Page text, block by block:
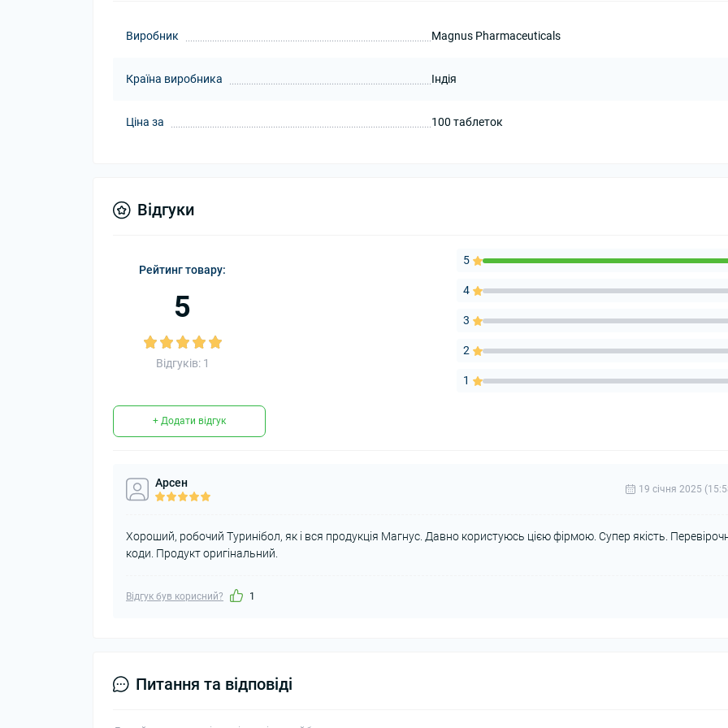
Виробник Magnus Pharmaceuticals
Країна виробника Індія
Ціна за 100 таблеток
Відгуки
Рейтинг товару:
5
Відгуків: 1
5
4
3
2
1
+ Додати відгук
Арсен 19 cічня 2025
Хороший, робочий Туринібол, як і вся продукція Магнус. Давно користуюсь цією фірмою. Супер якість.
коди. Продукт оригінальний.
Відгук був корисний? 1
Питання та відповіді